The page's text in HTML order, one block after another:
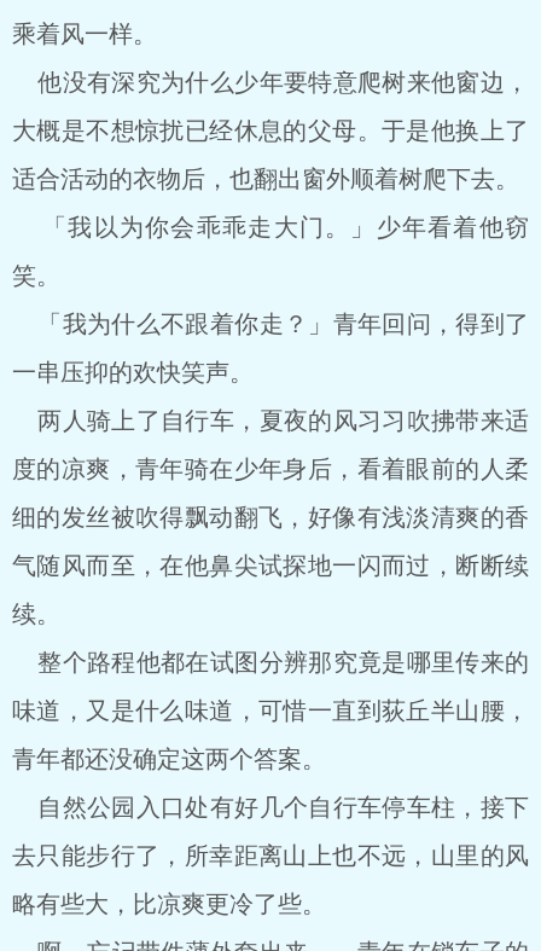
乘着风一样。
他没有深究为什么少年要特意爬树来他窗边，
大概是不想惊扰已经休息的父母。于是他换上了
适合活动的衣物后，也翻出窗外顺着树爬下去。
「我以为你会乖乖走大门。」少年看着他窃
笑。
「我为什么不跟着你走？」青年回问，得到了
一串压抑的欢快笑声。
两人骑上了自行车，夏夜的风习习吹拂带来适
度的凉爽，青年骑在少年身后，看着眼前的人柔
细的发丝被吹得飘动翻飞，好像有浅淡清爽的香
气随风而至，在他鼻尖试探地一闪而过，断断续
续。
整个路程他都在试图分辨那究竟是哪里传来的
味道，又是什么味道，可惜一直到荻丘半山腰，
青年都还没确定这两个答案。
自然公园入口处有好几个自行车停车柱，接下
去只能步行了，所幸距离山上也不远，山里的风
略有些大，比凉爽更冷了些。